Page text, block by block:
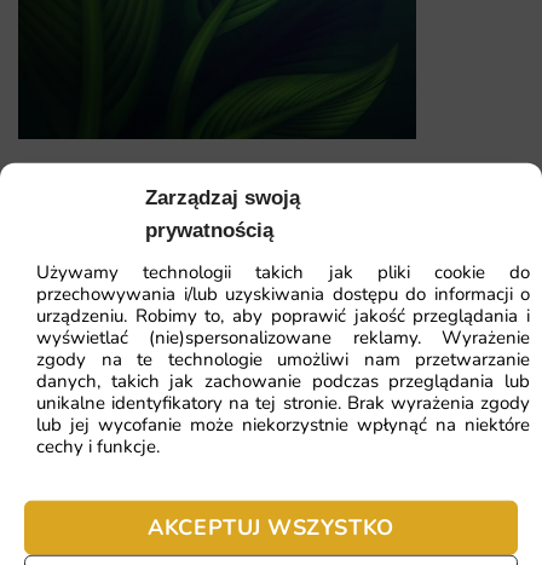
Zarządzaj swoją
prywatnością
Używamy technologii takich jak pliki cookie do
przechowywania i/lub uzyskiwania dostępu do informacji o
urządzeniu. Robimy to, aby poprawić jakość przeglądania i
wyświetlać (nie)spersonalizowane reklamy. Wyrażenie
zgody na te technologie umożliwi nam przetwarzanie
danych, takich jak zachowanie podczas przeglądania lub
unikalne identyfikatory na tej stronie. Brak wyrażenia zgody
lub jej wycofanie może niekorzystnie wpłynąć na niektóre
cechy i funkcje.
AKCEPTUJ WSZYSTKO
Fototapeta Liście Tropikalne to nie tylko ozdoba ściany,
ale i sposób na zbudowanie wyjątkowej atmosfery
wnętrza. Wybierając ten wzór, stawiasz na autorski
design, trwałą jakość druku i pełną elastyczność
wymiarów.
Sprawdź, co konkretnie wyróżnia tę propozycję:
zielona paleta wnosząca świeżość
wzór w stylu urban jungle
organiczny, oazowy klimat
Najniższa cena z 30 dni:41.93zł
ZOBACZ WSZYSTKIE
Najczęściej zadawane pytania
Pomagamy i doradzamy przy każdym zakupie. Ale jeżeli
nie chcesz czekać – sprawdź najczęściej zadawane pytania.